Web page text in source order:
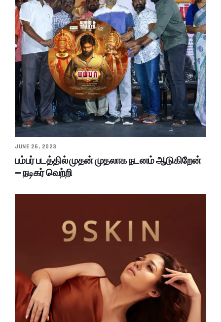
JUNE 26, 2023
பம்பர் படத்தில் முதன் முதலாக நடனம் ஆடுகிறேன்
– நடிகர் வெற்றி